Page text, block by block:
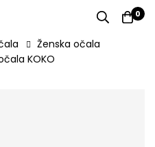
0
Ženska očala
KOKO